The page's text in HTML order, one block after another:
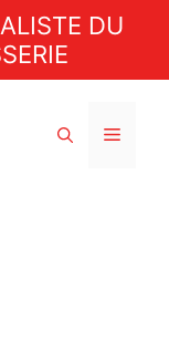
DU
Menu